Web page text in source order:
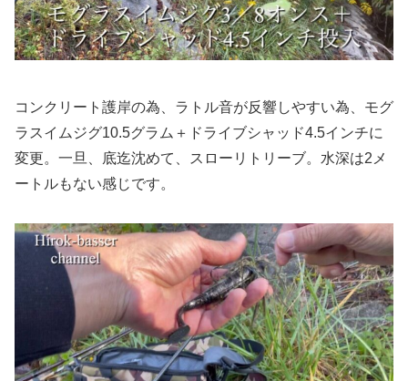
コンクリート護岸の為、ラトル音が反響しやすい為、モグ
ラスイムジグ10.5グラム＋ドライブシャッド4.5インチに
変更。一旦、底迄沈めて、スローリトリーブ。水深は2メ
ートルもない感じです。